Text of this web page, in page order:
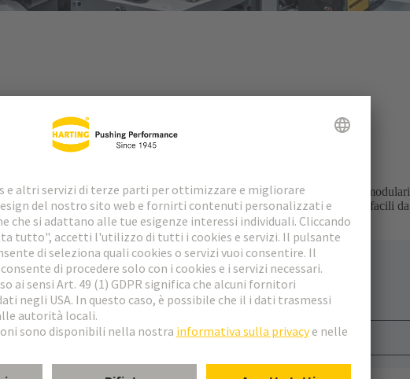
Vi supportiamo con soluzioni altamente efficienti, come i connettori modulari
controllo e il robot. Il nostro portafoglio comprende anche interfacce dati facili da
e dei sensori alla testa del robot.
Scaricare